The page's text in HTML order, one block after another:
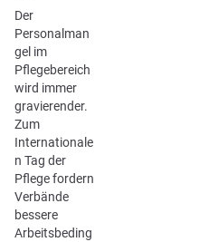
Der
Personalman
gel im
Pflegebereich
wird immer
gravierender.
Zum
Internationale
n Tag der
Pflege fordern
Verbände
bessere
Arbeitsbeding